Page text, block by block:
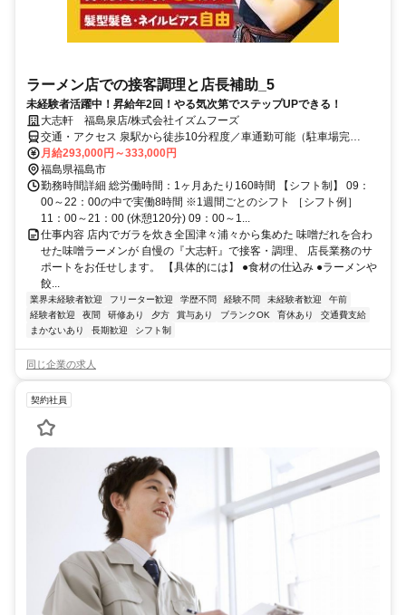
ラーメン店での接客調理と店長補助_5
未経験者活躍中！昇給年2回！やる気次第でステップUPできる！
大志軒 福島泉店/株式会社イズムフーズ
交通・アクセス 泉駅から徒歩10分程度／車通勤可能（駐車場完
備）・交通費支給
月給293,000円～333,000円
福島県福島市
勤務時間詳細 総労働時間：1ヶ月あたり160時間 【シフト制】 09：
00～22：00の中で実働8時間 ※1週間ごとのシフト ［シフト例］
11：00～21：00 (休憩120分) 09：00～1...
仕事内容 店内でガラを炊き全国津々浦々から集めた 味噌だれを合わ
せた味噌ラーメンが 自慢の『大志軒』で接客・調理、 店長業務のサ
ポートをお任せします。 【具体的には】 ●食材の仕込み ●ラーメンや
餃...
業界未経験者歓迎 フリーター歓迎 学歴不問 経験不問 未経験者歓迎
午前
経験者歓迎
夜間 研修あり 夕方 賞与あり ブランクOK 育休あり
交通費支給
まかないあり
長期歓迎 シフト制
同じ企業の求人
契約社員